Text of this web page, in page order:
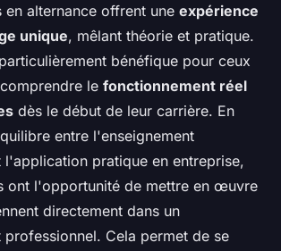
en alternance offrent une expérience
unique, mêlant théorie et pratique.
bénéfique pour ceux
le fonctionnement réel
dès le début de leur carrière. En
entre l'enseignement
l'application pratique en entreprise,
ont l'opportunité de mettre en œuvre
directement dans un
professionnel. Cela permet de se